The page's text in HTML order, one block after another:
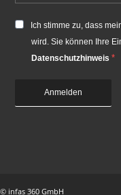
Ich stimme zu, dass
wird. Sie können Ihre
Datenschutzhinweis
Anmelden
© infas 360 GmbH